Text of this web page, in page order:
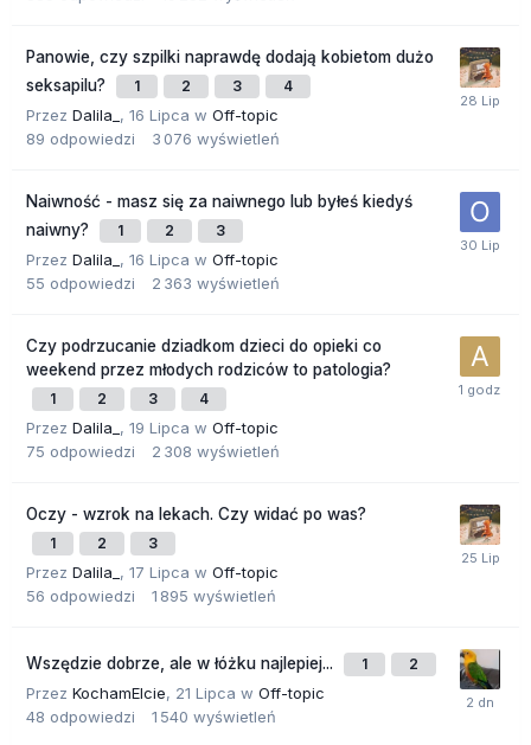
Panowie, czy szpilki naprawdę dodają kobietom dużo
seksapilu?
1 2 3 4
Przez Dalila_ , 16 Lipca w Off-topic
89 odpowiedzi 3 076 wyświetleń
Naiwność - masz się za naiwnego lub byłeś kiedyś
naiwny?
1 2 3
Przez Dalila_ , 16 Lipca w Off-topic
55 odpowiedzi 2 363 wyświetleń
Czy podrzucanie dziadkom dzieci do opieki co
weekend przez młodych rodziców to patologia?
1 2 3 4
Przez Dalila_ , 19 Lipca w Off-topic
75 odpowiedzi 2 308 wyświetleń
Oczy - wzrok na lekach. Czy widać po was?
1 2 3
Przez Dalila_ , 17 Lipca w Off-topic
56 odpowiedzi 1 895 wyświetleń
Wszędzie dobrze, ale w łóżku najlepiej... 1 2
Przez KochamElcie, 21 Lipca w Off-topic
48 odpowiedzi 1 540 wyświetleń